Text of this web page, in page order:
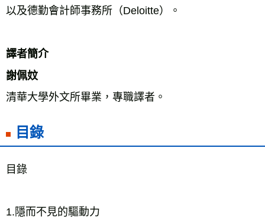
以及德勤會計師事務所（Deloitte）。
譯者簡介
謝佩妏
清華大學外文所畢業，專職譯者。
目錄
目錄
1.隱而不見的驅動力